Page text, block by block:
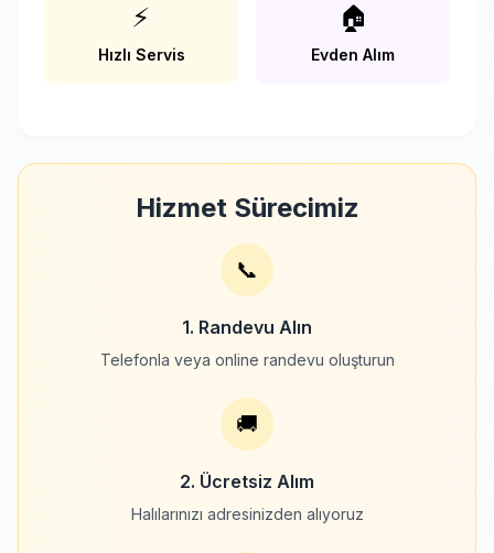
⚡
Hızlı Servis
🏠
Evden Alım
Hizmet Sürecimiz
📞
1. Randevu Alın
Telefonla veya online randevu oluşturun
🚚
2. Ücretsiz Alım
Halılarınızı adresinizden alıyoruz